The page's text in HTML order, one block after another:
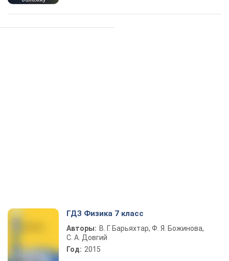
ГДЗ Физика 7 класс
Авторы: В. Г. Барьяхтар, Ф. Я. Божинова,
С. А. Довгий
Год: 2015